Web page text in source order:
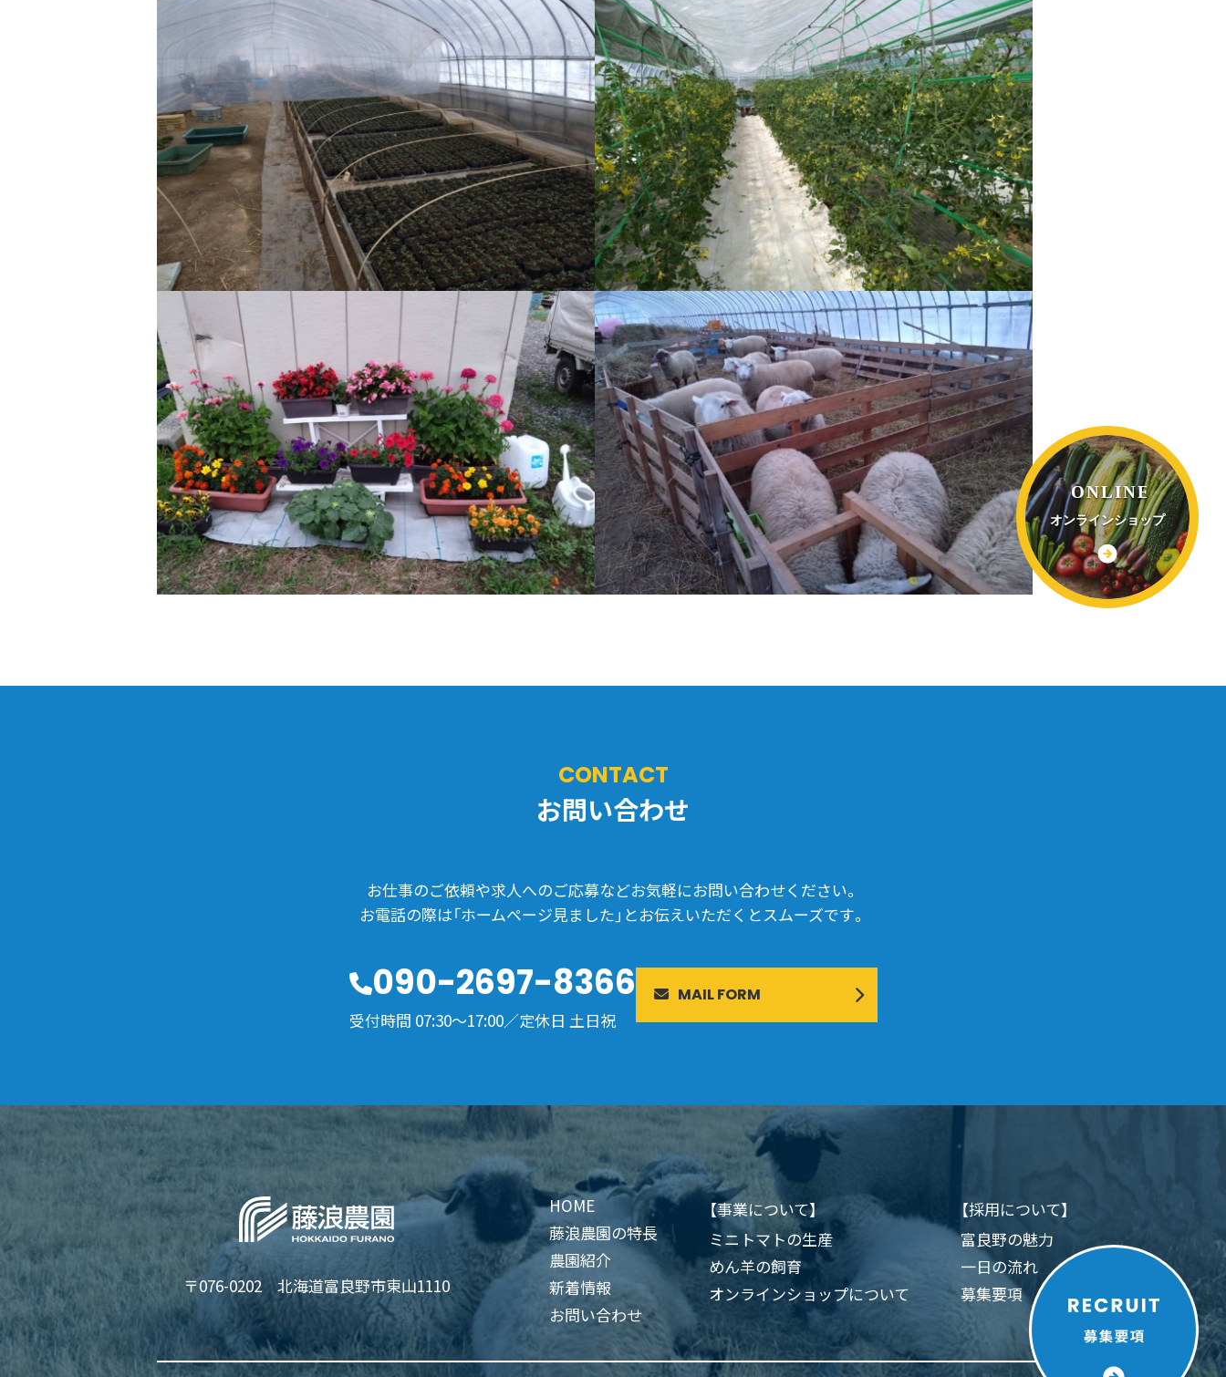
CONTACT
お問い合わせ
お仕事のご依頼や求人へのご応募などお気軽にお問い合わせください。
お電話の際は「ホームページ見ました」とお伝えいただくとスムーズです。
090-2697-8366
受付時間 07:30～17:00／定休日 土日祝
MAIL FORM
〒076-0202 北海道富良野市東山1110
HOME
藤浪農園の特長
農園紹介
新着情報
お問い合わせ
【事業について】
ミニトマトの生産
めん羊の飼育
オンラインショップについて
【採用について】
富良野の魅力
一日の流れ
募集要項